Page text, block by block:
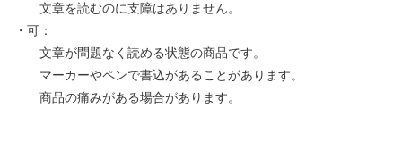
文章を読むのに支障はありません。
・可：
文章が問題なく読める状態の商品です。
マーカーやペンで書込があることがあります。
商品の痛みがある場合があります。